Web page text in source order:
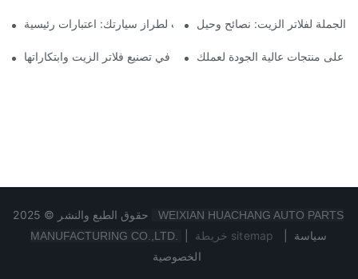
اختيار فلتر الزيت المناسب لطراز سيارتك: اعتبارات رئيسية
الجملة لفلاتر الزيت: نصائح وحيل
تسليط الضوء على الشركات الرائدة في تصنيع فلاتر الزيت وابتكاراتها
على منتجات عالية الجودة لعملك
WEIXIAN HUACHANG AUTO PARTS
MANUFACTURING CO.,LTD.
خريطة sitemap